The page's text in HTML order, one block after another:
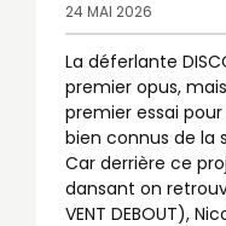
24 MAI 2026
La déferlante
premier opus,
premier essai
bien connus de la
Car derrière ce
dansant on
VENT DEBOUT),